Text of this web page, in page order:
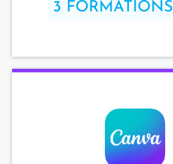
3 FORMATIONS